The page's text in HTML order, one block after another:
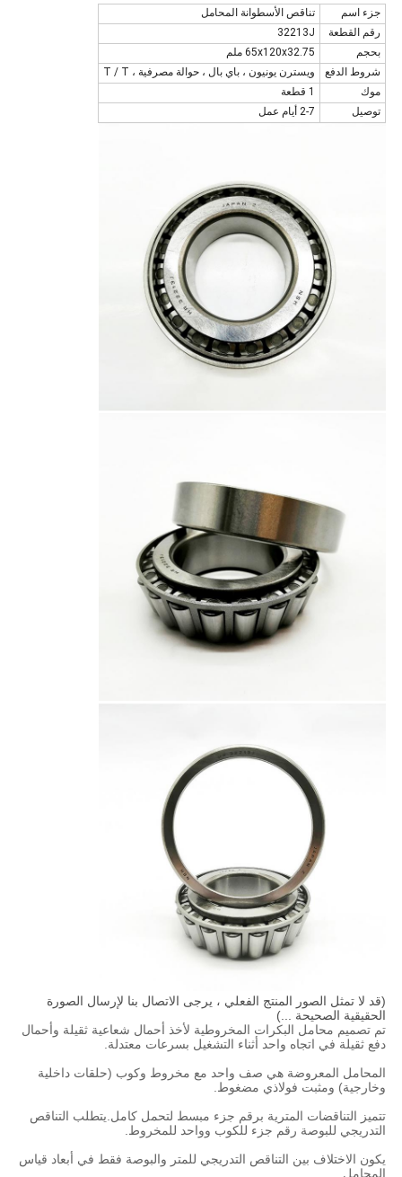
جزء اسم
تناقص الأسطوانة المحامل
رقم القطعة
32213J
بحجم
65x120x32.75 ملم
شروط الدفع
ويسترن يونيون ، باي بال ، حوالة مصرفية ، T / T
موك
1 قطعة
توصيل
2-7 أيام عمل
(قد لا تمثل الصور المنتج الفعلي ، يرجى الاتصال بنا لإرسال الصورة
الحقيقية الصحيحة ...)
تم تصميم محامل البكرات المخروطية لأخذ أحمال شعاعية ثقيلة وأحمال
دفع ثقيلة في اتجاه واحد أثناء التشغيل بسرعات معتدلة.
المحامل المعروضة هي صف واحد مع مخروط وكوب (حلقات داخلية
وخارجية) ومثبت فولاذي مضغوط.
تتميز التناقضات المترية برقم جزء مبسط لتحمل كامل.يتطلب التناقص
التدريجي للبوصة رقم جزء للكوب وواحد للمخروط.
يكون الاختلاف بين التناقص التدريجي للمتر والبوصة فقط في أبعاد قياس
المحامل.